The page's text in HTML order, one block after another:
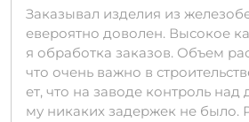
Заказывал изделия из
евероятно доволен. Высокое
я обработка заказов. Объем
что очень важно в
ет, что на заводе контроль над
му никаких задержек не было.